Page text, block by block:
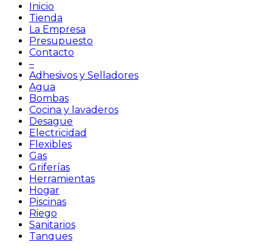
Inicio
Tienda
La Empresa
Presupuesto
Contacto
–
Adhesivos y Selladores
Agua
Bombas
Cocina y lavaderos
Desague
Electricidad
Flexibles
Gas
Griferías
Herramientas
Hogar
Piscinas
Riego
Sanitarios
Tanques